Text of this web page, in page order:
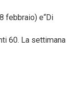
febbraio) e“Di
60. La settimana